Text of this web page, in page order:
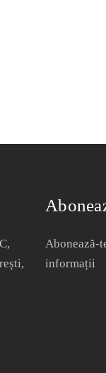
Abonează-
informații